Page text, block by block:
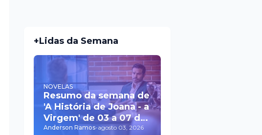
+Lidas da Semana
NOVELAS
Resumo da semana de
'A História de Joana - a
Virgem' de 03 a 07 de
agosto
Anderson Ramos-agosto 03, 2026